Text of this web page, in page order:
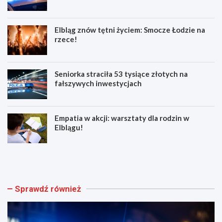
Elbląg znów tętni życiem: Smocze Łodzie na
rzece!
Seniorka straciła 53 tysiące złotych na
fałszywych inwestycjach
Empatia w akcji: warsztaty dla rodzin w
Elblągu!
Z
i
w
E
g
ó
Sprawdź również